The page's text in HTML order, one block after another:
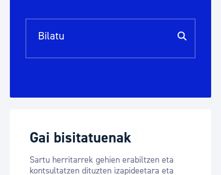
Bilaketa barra
Gai bisitatuenak
Sartu herritarrek gehien erabiltzen eta
kontsultatzen dituzten izapideetara eta